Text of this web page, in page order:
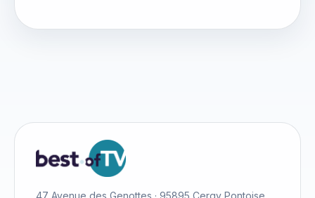
47 Avenue des Genottes · 95895 Cergy Pontoise